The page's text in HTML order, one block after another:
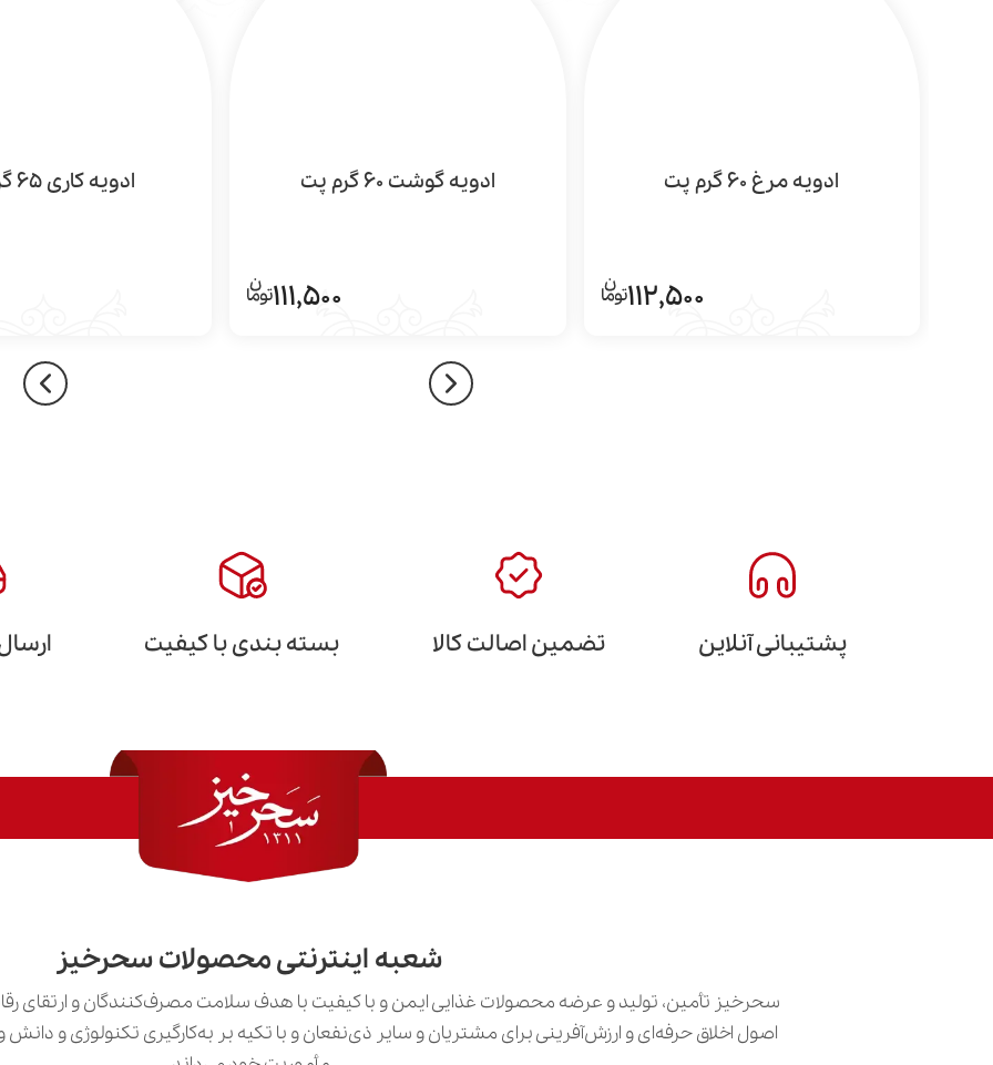
ادویه مرغ 60 گرم پت
112,500
ادویه گوشت 60 گرم پت
111,500
ادویه کاری 65 گرم پت
پشتیبانی آنلاین تضمین اصالت کالا بسته بندی با کیفیت
شعبه اینترنتی محصولات سحرخیز
سحرخیز تأمین، تولید و عرضه محصولات غذایی ایمن و با کیفیت با هدف سلامت مصرف‌کنندگان و ارتقای
اصول اخلاق حرفه‌ای و ارزش‌آفرینی برای مشتریان و سایر ذی‌نفعان و با تکیه بر به‌کارگیری تکنولوژی و